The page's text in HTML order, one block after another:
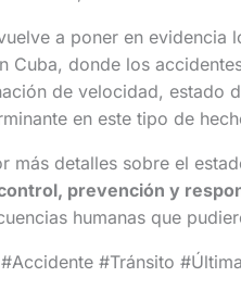
a poner en evidencia
Cuba, donde los
de velocidad, estado
en este tipo de
más detalles sobre el
prevención y
humanas que
#Tránsito